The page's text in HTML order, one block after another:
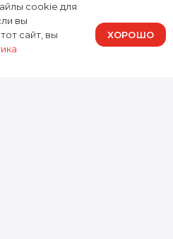
зафиксированную в
нашу
cookie для
вы
сайт, вы
ХОРОШО